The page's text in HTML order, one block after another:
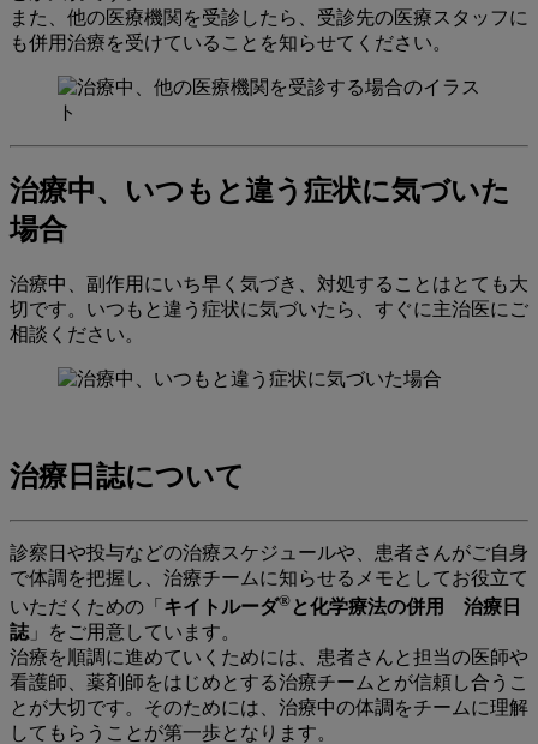
また、他の医療機関を受診したら、受診先の医療スタッフに
も併用治療を受けていることを知らせてください。
治療中、いつもと違う症状に気づいた
場合
治療中、副作用にいち早く気づき、対処することはとても大
切です。いつもと違う症状に気づいたら、すぐに主治医にご
相談ください。
治療日誌について
診察日や投与などの治療スケジュールや、患者さんがご自身
で体調を把握し、治療チームに知らせるメモとしてお役立て
いただくための「 キイトルーダ® と化学療法の併用 治療日
誌 」をご用意しています。
治療を順調に進めていくためには、患者さんと担当の医師や
看護師、薬剤師をはじめとする治療チームとが信頼し合うこ
とが大切です。そのためには、治療中の体調をチームに理解
してもらうことが第一歩となります。